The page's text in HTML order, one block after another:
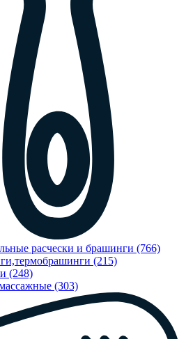
расчески и брашинги (766)
(215)
(248)
(303)